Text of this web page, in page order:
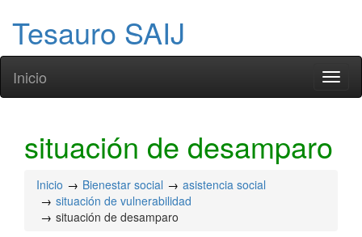
Tesauro SAIJ
Inicio
situación de desamparo
Inicio Bienestar social
asistencia social
situación de vulnerabilidad
situación de desamparo